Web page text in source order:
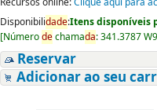
Disponibilidade:Itens disponíveis
[Númerodechamada:341.3787
Reservar
Adicionar ao seu